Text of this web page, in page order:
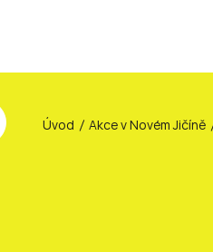
Úvod Akce v Novém Jičíně